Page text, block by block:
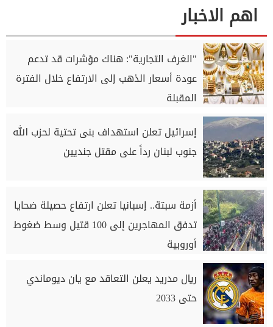
اهم الاخبار
"الغرف التجارية": هناك مؤشرات قد تدعم
عودة أسعار الذهب إلى الارتفاع خلال الفترة
المقبلة
إسرائيل تعلن استهداف بنى تحتية لحزب الله
جنوب لبنان رداً على مقتل جنديين
أزمة سبتة.. إسبانيا تعلن ارتفاع حصيلة ضحايا
تدفق المهاجرين إلى 100 قتيل وسط ضغوط
أوروبية
ريال مدريد يعلن التعاقد مع يان ديوماندي
حتى 2033